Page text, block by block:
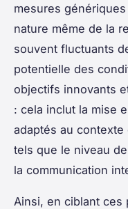
mesures
nature même de la
souvent fluctuants
potentielle des
objectifs innovants
: cela inclut la mise
adaptés au
tels que le niveau
la communication
Ainsi, en ciblant ces